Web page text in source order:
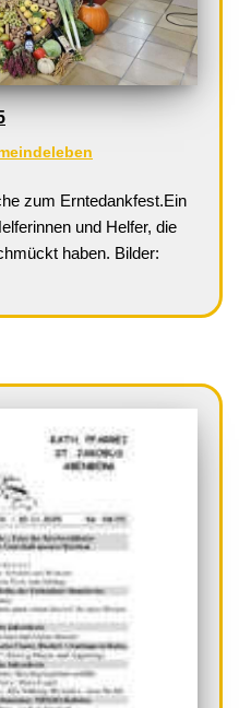
zum Erntedankfest.Ein
und Helfer, die
haben. Bilder: